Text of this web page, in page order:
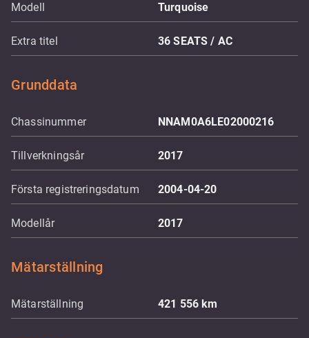
Modell Turquoise
Extra titel 36 SEATS / AC
Grunddata
Chassinummer NNAM0A6LE02000216
Tillverkningsår 2017
Första registreringsdatum 2004-04-20
Modellår 2017
Mätarställning
Mätarställning 421 556km